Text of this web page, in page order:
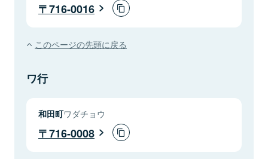
716-0016
このページの先頭に戻る
ワ行
和田町ワダチョウ
716-0008